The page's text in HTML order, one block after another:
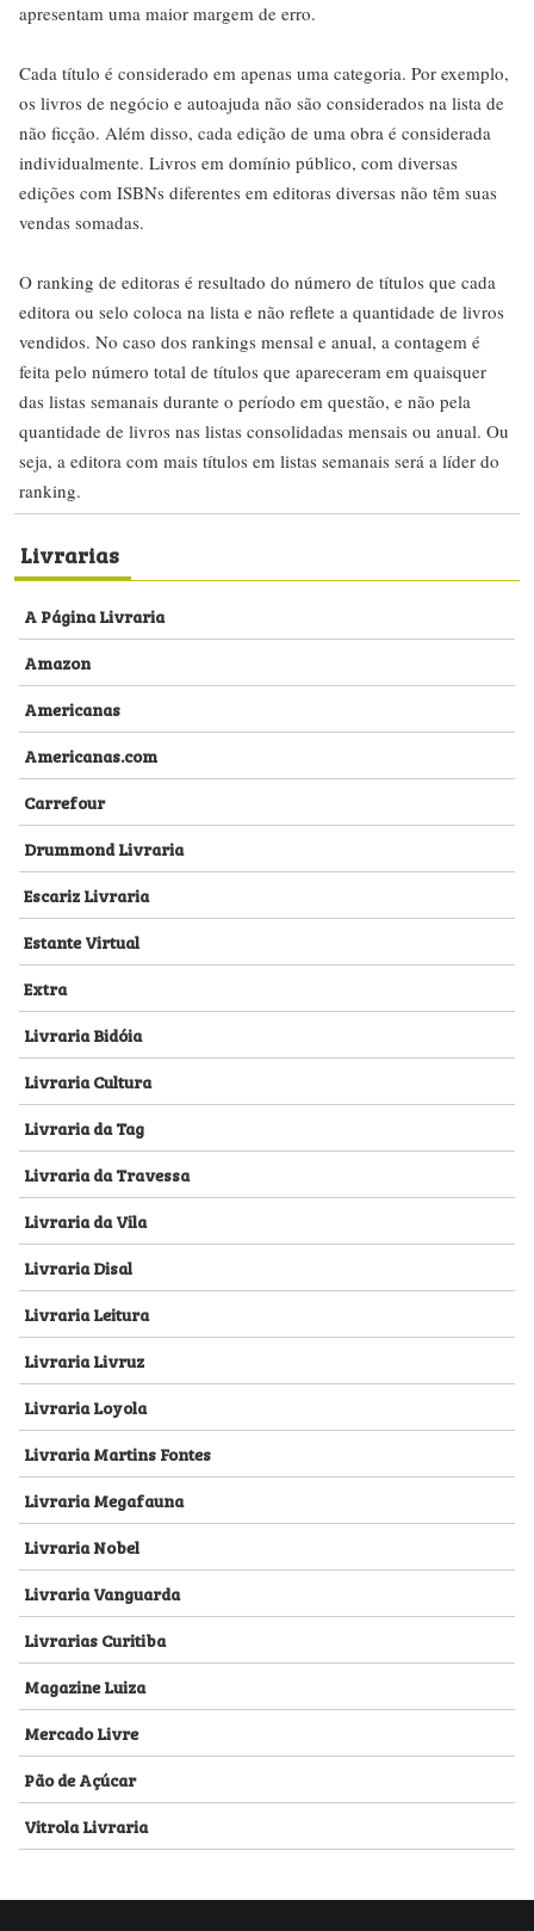
apresentam uma maior margem de erro.
Cada título é considerado em apenas uma categoria. Por exemplo,
os livros de negócio e autoajuda não são considerados na lista de
não ficção. Além disso, cada edição de uma obra é considerada
individualmente. Livros em domínio público, com diversas
edições com ISBNs diferentes em editoras diversas não têm suas
vendas somadas.
O ranking de editoras é resultado do número de títulos que cada
editora ou selo coloca na lista e não reflete a quantidade de livros
vendidos. No caso dos rankings mensal e anual, a contagem é
feita pelo número total de títulos que apareceram em quaisquer
das listas semanais durante o período em questão, e não pela
quantidade de livros nas listas consolidadas mensais ou anual. Ou
seja, a editora com mais títulos em listas semanais será a líder do
ranking.
Livrarias
A Página Livraria
Amazon
Americanas
Americanas.com
Carrefour
Drummond Livraria
Escariz Livraria
Estante Virtual
Extra
Livraria Bidóia
Livraria Cultura
Livraria da Tag
Livraria da Travessa
Livraria da Vila
Livraria Disal
Livraria Leitura
Livraria Livruz
Livraria Loyola
Livraria Martins Fontes
Livraria Megafauna
Livraria Nobel
Livraria Vanguarda
Livrarias Curitiba
Magazine Luiza
Mercado Livre
Pão de Açúcar
Vitrola Livraria